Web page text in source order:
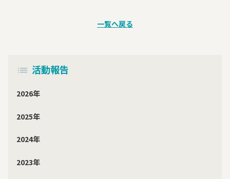
一覧へ戻る
活動報告
2026年
2025年
2024年
2023年